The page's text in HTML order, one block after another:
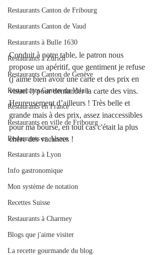
Restaurants Canton de Fribourg
Restaurants Canton de Vaud
Restaurants à Bulle 1630
Restaurants à Zürich
Restaurants Canton de Genève
Restaurants Canton du Valais
Restaurants en France
Restaurants en ville de Fribourg
Restaurants en Alsace
Restaurants à Lyon
Info gastronomique
Mon système de notation
Recettes Suisse
Restaurants à Charmey
Blogs que j'aime visiter
La recette gourmande du blog.
Conduit à notre table, le patron nous
propose un apéritif, que gentiment je refuse
(j’aime bien avoir une carte et des prix en
visuel !) pour demander la carte des vins.
Heureusement d’ailleurs ! Très belle et
grande mais à des prix, assez inaccessibles
pour ma bourse, en tout cas c'était la plus
chère des vacances !